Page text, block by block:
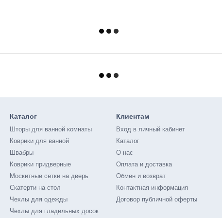
Каталог
Шторы для ванной комнаты
Коврики для ванной
Швабры
Коврики придверные
Москитные сетки на дверь
Скатерти на стол
Чехлы для одежды
Чехлы для гладильных досок
Клиентам
Вход в личный кабинет
Каталог
О нас
Оплата и доставка
Обмен и возврат
Контактная информация
Договор публичной оферты